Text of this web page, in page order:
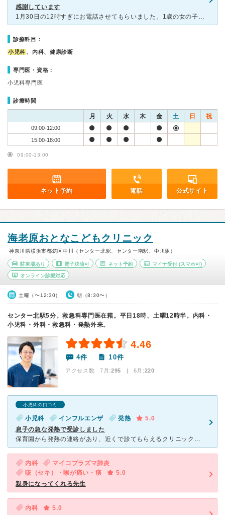
感謝しています
1月30日の12時すぎにお電話させてもらいました。1歳の女の子が嘔吐と下痢がひどくとても不安で急ぎで診ていただけないかとお願いしたところ、午前の診療が終わっているにも関わらずOKしてくださいました。1
診療科目：
小児科 、内科、健康診断
専門医・資格：
小児科専門医
診療時間
月 火 水 木 金 土 日 祝
09:00-12:00
15:00-18:00
09:00-13:00
ネット予約 電話 公式サイト
海老原おとなこどもクリニック
神奈川県横浜市都筑区中川（センター北駅、センター南駅、中川駅）
駐車場あり 電子決済可 ネット予約 マイナ受付 (スマホ可)
オンライン診療対応
土曜（〜12:30） 朝（8:30〜）
センター北駅5分。救急科専門医在籍。平日18時、土曜12時半。内科・
小児科・外科・救急科・発熱外来。
4.46
4件 10件
アクセス数 7月:295 | 6月:220
小児科の口コミ
小児科 インフルエンザ 発熱
5.0
息子の急な発熱で受診しました
保育園から発熱の連絡があり、近くで診てもらえるクリニックを検索していたところ、海老原おとなこどもクリニックを見つけました。 最近出来たクリニックで受診した事がなく不安もありましたが、電話をしてみたと
内科
マイコプラズマ肺炎
咳（セキ）・喉が痛い・痰
5.0
親身になってくれる先生
内科
5.0